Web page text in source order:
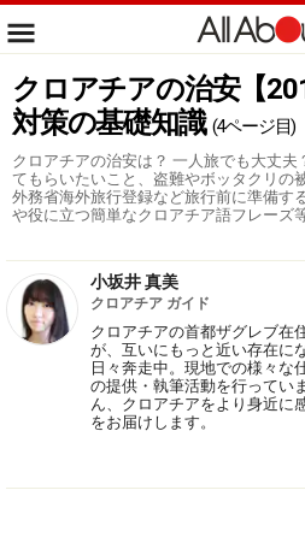
クロアチアの治安【
対策の基礎知識 (4ページ目)
クロアチアの治安は？ 一人旅でも大丈
てもらいたいこと、盗難やボッタクリの
外務省海外旅行登録など旅行前に準備す
や役に立つ簡単なクロアチア語フレーズ
小坂井 真美
クロアチア ガイド
クロアチアの首都ザグレブ在
が、互いにもっと近い存在に
日々奔走中。現地での様々な
の提供・執筆活動を行ってい
ん、クロアチアをより身近に
をお届けします。